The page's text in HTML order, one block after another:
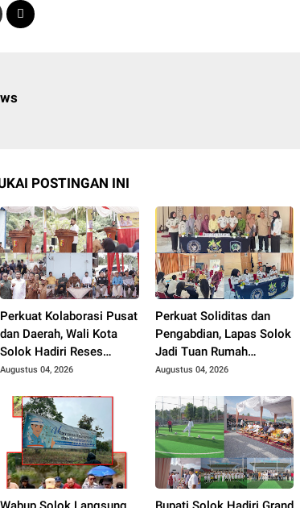
POSTINGAN INI
Perkuat Kolaborasi Pusat
dan Daerah, Wali Kota
Solok Hadiri Reses
Anggota DPR RI H. Zigo
Augustus 04, 2026
Perkuat Soliditas dan
Pengabdian, Lapas Solok
Jadi Tuan Rumah
Musyawarah
P3I Tingkat Daerah.
Augustus 04, 2026